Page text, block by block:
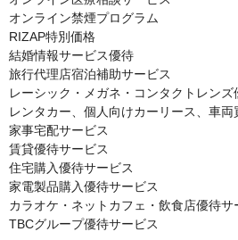
オンライン禁煙プログラム
RIZAP特別価格
結婚情報サービス優待
旅行代理店宿泊補助サービス
レーシック・メガネ・コンタクトレンズ
レンタカー、個人向けカーリース、車
家事宅配サービス
賃貸優待サービス
住宅購入優待サービス
家電製品購入優待サービス
カラオケ・ネットカフェ・飲食店優待サ
TBCグループ優待サービス